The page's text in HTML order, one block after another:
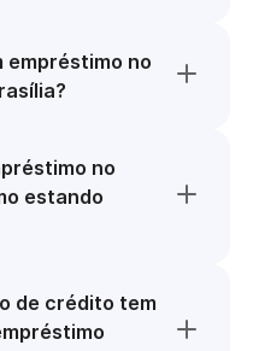
empréstimo no
no
estando
de crédito tem